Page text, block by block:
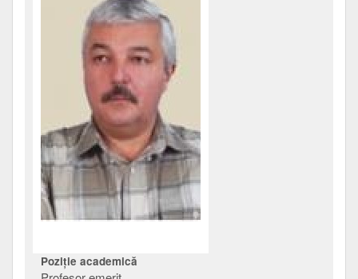
Poziţie academică